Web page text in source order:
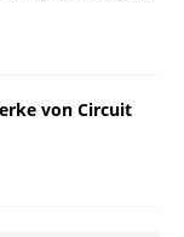
von Circuit